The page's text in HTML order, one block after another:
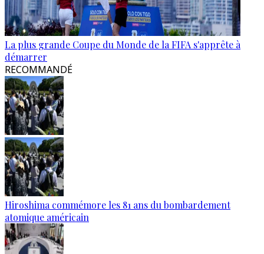
La plus grande Coupe du Monde de la FIFA s'apprête à
démarrer
RECOMMANDÉ
Hiroshima commémore les 81 ans du bombardement
atomique américain